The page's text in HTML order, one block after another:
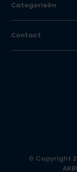
Categorieën
Contact
© Copyright